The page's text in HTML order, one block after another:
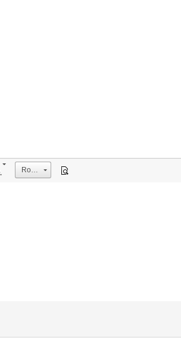
Rozmiar